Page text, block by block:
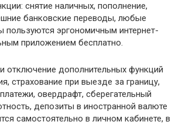
снятие наличных, пополнение,
банковские переводы, любые
пользуются эргономичным интернет-
приложением бесплатно.
отключение дополнительных функций
страхование при выезде за границу,
овердрафт, сберегательный
депозиты в иностранной валюте
самостоятельно в личном кабинете, в